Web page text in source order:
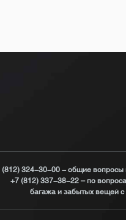
(812) 324-30-00 - общие вопросы
+7 (812) 337-38-22 – по
багажа и забытых вещей с